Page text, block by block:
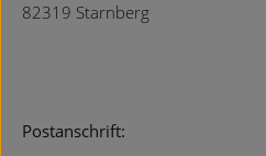
82319 Starnberg
Postanschrift: